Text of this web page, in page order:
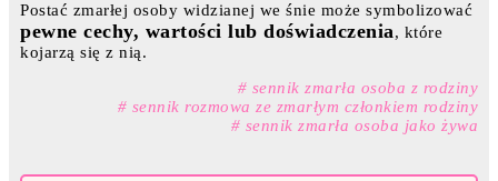
Postać zmarłej osoby widzianej we śnie może symbolizować
pewne cechy, wartości lub doświadczenia, które
kojarzą się z nią.
# sennik zmarła osoba z rodziny
# sennik rozmowa ze zmarłym członkiem rodziny
# sennik zmarła osoba jako żywa